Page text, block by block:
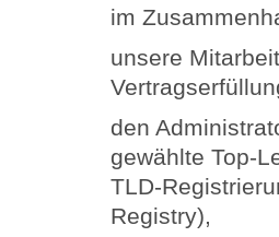
im
unsere
den
gewählte Top-
TLD-
Registry),